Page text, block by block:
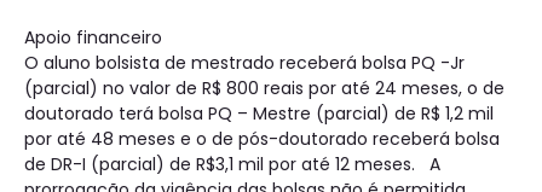
Apoio financeiro
O aluno bolsista de mestrado receberá bolsa PQ -Jr
(parcial) no valor de R$ 800 reais por até 24 meses, o de
doutorado terá bolsa PQ – Mestre (parcial) de R$ 1,2 mil
por até 48 meses e o de pós-doutorado receberá bolsa
de DR-I (parcial) de R$3,1 mil por até 12 meses. A